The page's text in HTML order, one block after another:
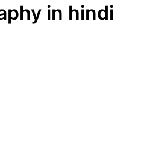
in hindi